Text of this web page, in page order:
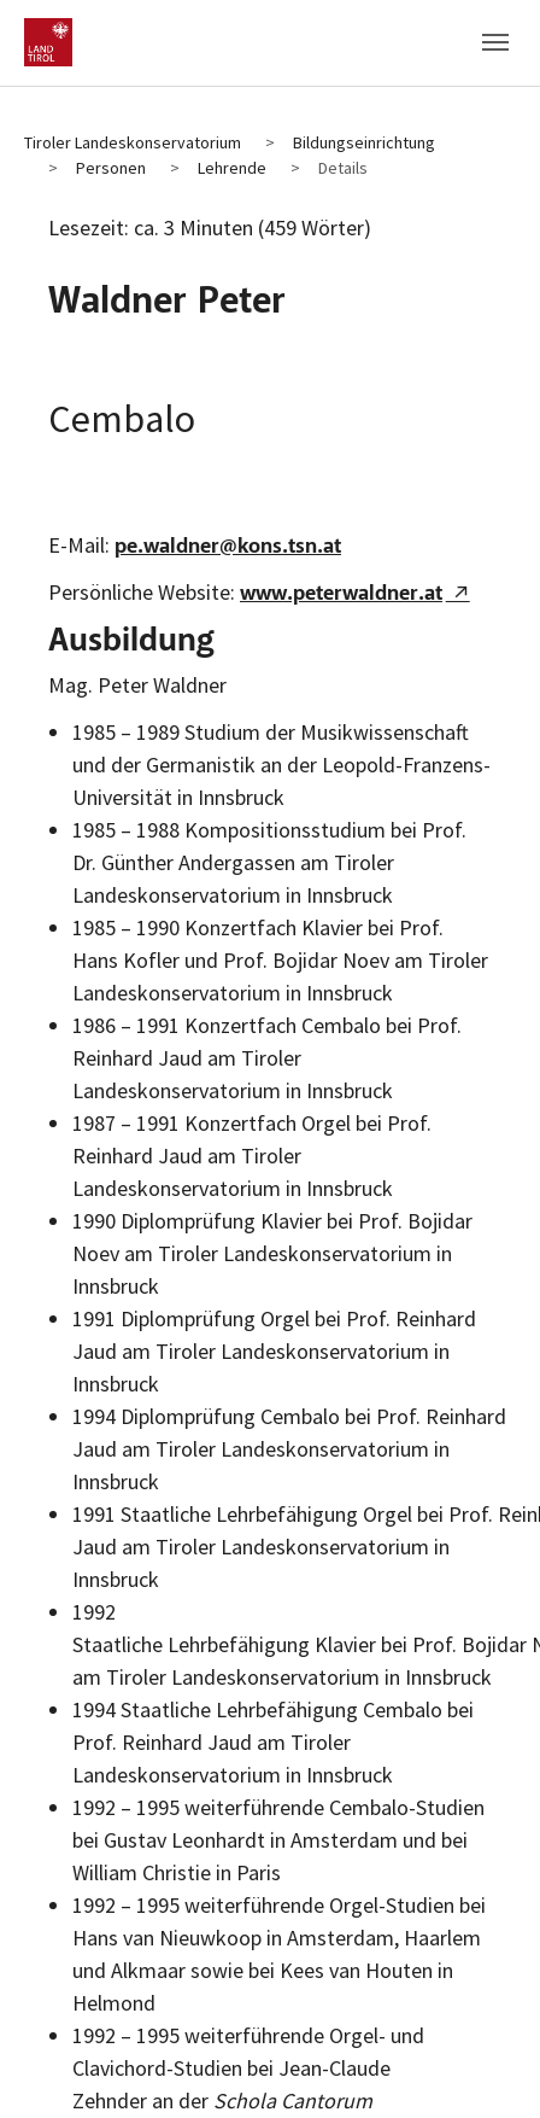
Zum Hauptinhalt
Zum Fußbereich
Tiroler Landeskonservatorium
Bildungseinrichtung
Personen
Lehrende Details
Lesezeit: ca. 3 Minuten (459 Wörter)
Waldner Peter
E-Mail: pe.waldner@kons.tsn.at
Persönliche Website: www.peterwaldner.at
Ausbildung
Mag. Peter Waldner
1985 – 1989 Studium der Musikwissenschaft
und der Germanistik an der Leopold-Franzens-
Universität in Innsbruck
1985 – 1988 Kompositionsstudium bei Prof.
Dr. Günther Andergassen am Tiroler
Landeskonservatorium in Innsbruck
1985 – 1990 Konzertfach Klavier bei Prof.
Hans Kofler und Prof. Bojidar Noev am Tiroler
Landeskonservatorium in Innsbruck
1986 – 1991 Konzertfach Cembalo bei Prof.
Reinhard Jaud am Tiroler
Landeskonservatorium in Innsbruck
1987 – 1991 Konzertfach Orgel bei Prof.
Reinhard Jaud am Tiroler
Landeskonservatorium in Innsbruck
1990 Diplomprüfung Klavier bei Prof. Bojidar
Noev am Tiroler Landeskonservatorium in
Innsbruck
1991 Diplomprüfung Orgel bei Prof. Reinhard
Jaud am Tiroler Landeskonservatorium in
Innsbruck
1994 Diplomprüfung Cembalo bei Prof. Reinhard
Jaud am Tiroler Landeskonservatorium in
Innsbruck
1991 Staatliche Lehrbefähigung Orgel bei Prof.
Jaud am Tiroler Landeskonservatorium in
Innsbruck
1992
Staatliche Lehrbefähigung Klavier bei Prof. Bojidar
am Tiroler Landeskonservatorium in Innsbruck
1994 Staatliche Lehrbefähigung Cembalo bei
Prof. Reinhard Jaud am Tiroler
Landeskonservatorium in Innsbruck
1992 – 1995 weiterführende Cembalo-Studien
bei Gustav Leonhardt in Amsterdam und bei
William Christie in Paris
1992 – 1995 weiterführende Orgel-Studien bei
Hans van Nieuwkoop in Amsterdam, Haarlem
und Alkmaar sowie bei Kees van Houten in
Helmond
1992 – 1995 weiterführende Orgel- und
Clavichord-Studien bei Jean-Claude
Zehnder an der Schola Cantorum